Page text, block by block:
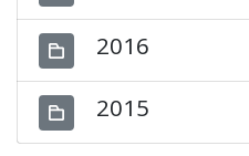
2016
2015